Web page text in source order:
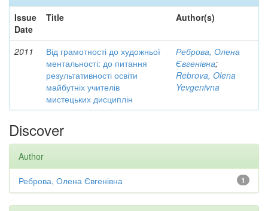
Issue
Date
Title Author(s)
2011
Від грамотності до художньої
ментальності: до питання
результативності освіти
майбутніх учителів
мистецьких дисциплін
Реброва, Олена
Євгенівна;
Rebrova, Olena
Yevgenivna
Discover
Author
1
Реброва, Олена Євгенівна